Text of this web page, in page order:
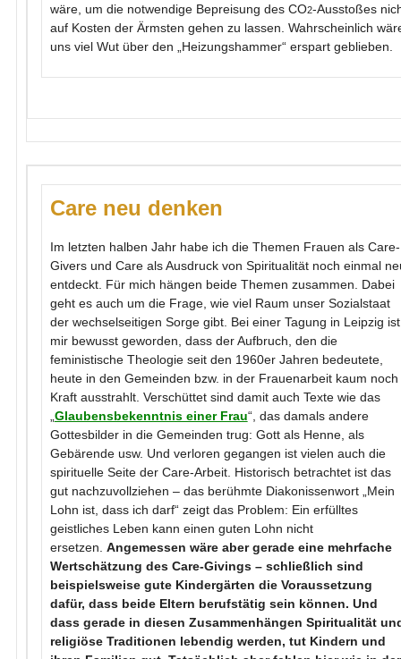
wäre, um die notwendige Bepreisung des CO2-Ausstoßes
auf Kosten der Ärmsten gehen zu lassen. Wahrscheinlich
uns viel Wut über den „Heizungshammer“ erspart geblieben.
Careneu denken
Im letzten halben Jahr habe ich die Themen Frauen als Care-
Givers und Care als Ausdruck von Spiritualität noch einmal
entdeckt. Für mich hängen beide Themen zusammen. Dabei
geht es auch um die Frage, wie viel Raum unser Sozialstaat
der wechselseitigen Sorge gibt. Bei einer Tagung in Leipzig ist
mir bewusst geworden, dass der Aufbruch, den die
feministische Theologie seit den 1960er Jahren bedeutete,
heute in den Gemeinden bzw. in der Frauenarbeit kaum noch
Kraft ausstrahlt. Verschüttet sind damit auch Texte wie das
Glaubensbekenntnis einer Frau“, das damals andere
Gottesbilder in die Gemeinden trug: Gott als Henne, als
Gebärende usw. Und verloren gegangen ist vielen auch die
spirituelle Seite der Care-Arbeit. Historisch betrachtet ist das
gut nachzuvollziehen – das berühmte Diakonissenwort „Mein
Lohn ist, dass ich darf“ zeigt das Problem: Ein erfülltes
geistliches Leben kann einen guten Lohn nicht
ersetzen. Angemessen wäre aber gerade eine mehrfache
Wertschätzung des Care-Givings – schließlich sind
beispielsweise gute Kindergärten die Voraussetzung
dafür, dass beide Eltern berufstätig sein können. Und
dass gerade in diesen Zusammenhängen Spiritualität
religiöse Traditionen lebendig werden, tut Kindern und